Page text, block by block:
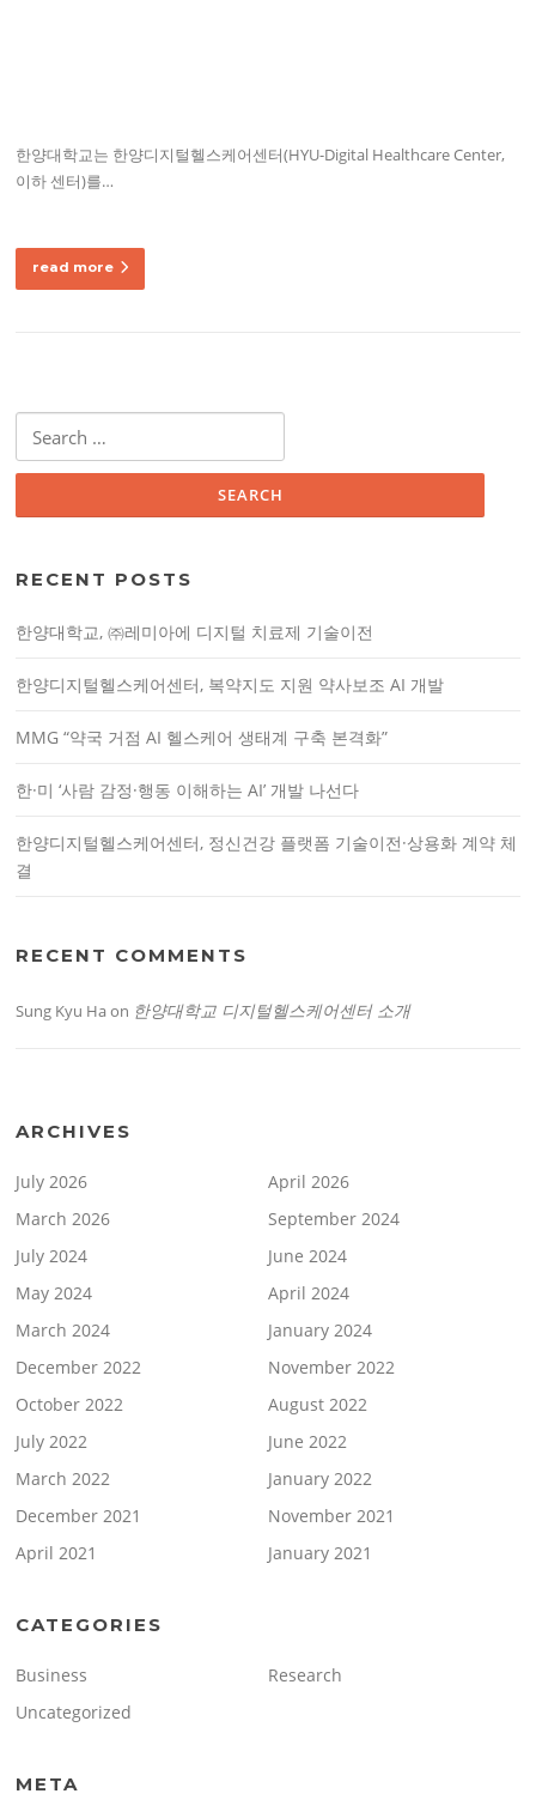
한양대학교는 한양디지털헬스케어센터(HYU-Digital Healthcare Center,
이하 센터)를…
read more
a
f
r
RECENT POSTS
한양대학교, ㈜레미아에 디지털 치료제 기술이전
한양디지털헬스케어센터, 복약지도 지원 약사보조 AI 개발
MMG “약국 거점 AI 헬스케어 생태계 구축 본격화”
한·미 ‘사람 감정·행동 이해하는 AI’ 개발 나선다
한양디지털헬스케어센터, 정신건강 플랫폼 기술이전·상용화 계약 체
결
RECENT COMMENTS
Sung Kyu Haon 한양대학교 디지털헬스케어센터 소개
ARCHIVES
July 2026
April 2026
March 2026
September 2024
July 2024
June 2024
May 2024
April 2024
March 2024
January 2024
December 2022
November 2022
October 2022
August 2022
July 2022
June 2022
March 2022
January 2022
December 2021
November 2021
April 2021
January 2021
CATEGORIES
Business
Research
Uncategorized
META